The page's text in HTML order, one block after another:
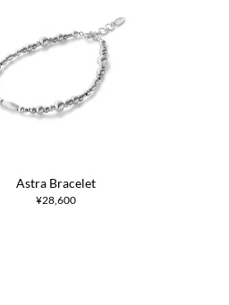
Astra Bracelet
¥28,600